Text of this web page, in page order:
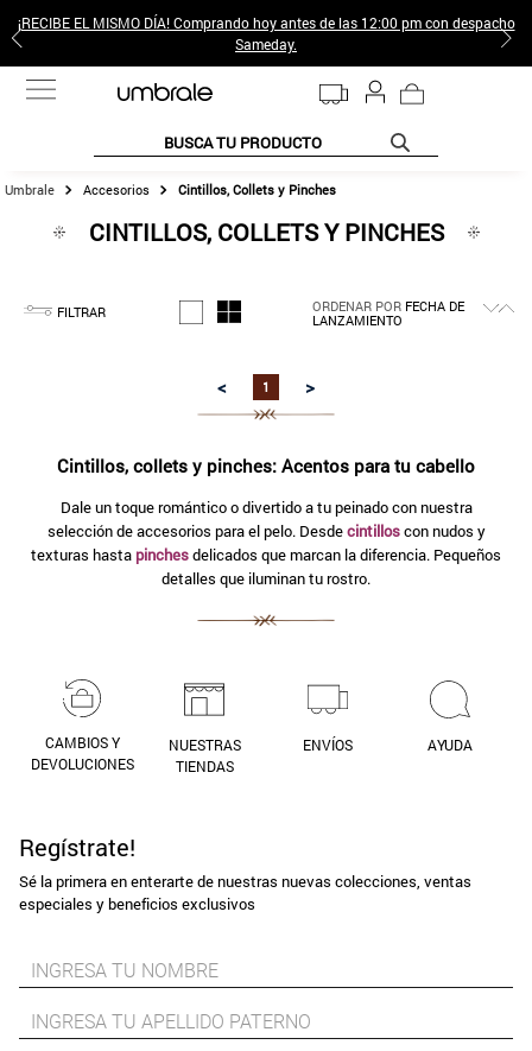
¡RECIBE EL MISMO DÍA! Comprando hoy antes de las 12:00 pm con despacho
Sameday.
BUSCA TU PRODUCTO
Accesorios Cintillos, Collets y Pinches
CINTILLOS, COLLETS Y PINCHES
FILTRAR ORDENAR POR FECHA DE
LANZAMIENTO
< 1 >
Cintillos, collets y pinches: Acentos para tu cabello
Dale un toque romántico o divertido a tu peinado con nuestra
selección de accesorios para el pelo. Desdecintilloscon nudos y
texturas hasta pinchesdelicados que marcan la diferencia. Pequeños
detalles que iluminan tu rostro.
CAMBIOS Y
DEVOLUCIONES
NUESTRAS
TIENDAS
ENVÍOS AYUDA
Regístrate!
Sé la primera en enterarte de nuestras nuevas colecciones, ventas
especiales y beneficios exclusivos